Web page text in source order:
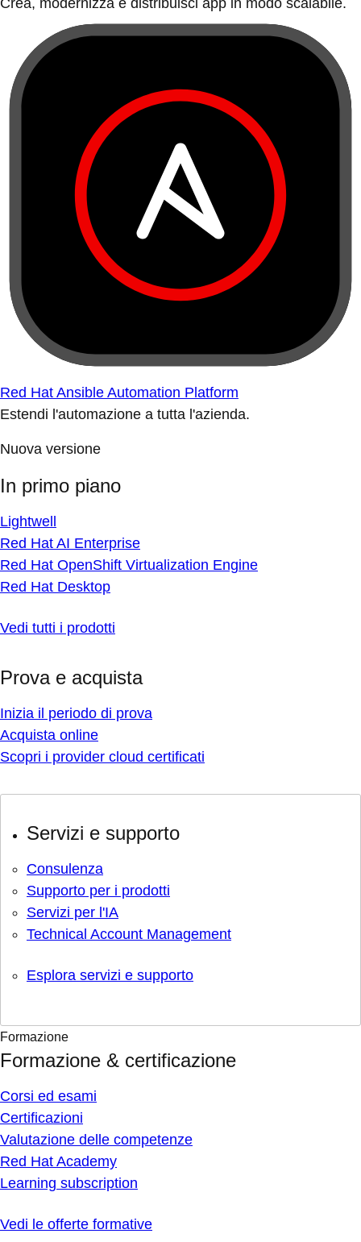
Crea, modernizza e distribuisci app in modo scalabile.
Red Hat Ansible Automation Platform
Estendi l'automazione a tutta l'azienda.
Nuova versione
In primo piano
Lightwell
Red Hat AI Enterprise
Red Hat OpenShift Virtualization Engine
Red Hat Desktop
Vedi tutti i prodotti
Prova e acquista
Inizia il periodo di prova
Acquista online
Scopri i provider cloud certificati
Servizi e supporto
Consulenza
Supporto per i prodotti
Servizi per l'IA
Technical Account Management
Esplora servizi e supporto
Formazione
Formazione & certificazione
Corsi ed esami
Certificazioni
Valutazione delle competenze
Red Hat Academy
Learning subscription
Vedi le offerte formative